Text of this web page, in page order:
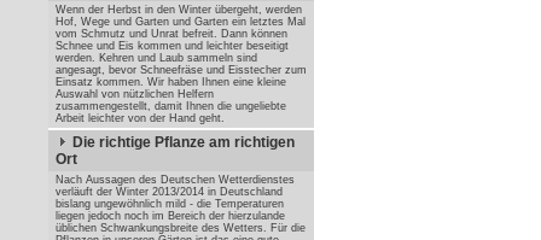
Wenn der Herbst in den Winter übergeht, werden
Hof, Wege und Garten und Garten ein letztes Mal
vom Schmutz und Unrat befreit. Dann können
Schnee und Eis kommen und leichter beseitigt
werden. Kehren und Laub sammeln sind
angesagt, bevor Schneefräse und Eisstecher zum
Einsatz kommen. Wir haben Ihnen eine kleine
Auswahl von nützlichen Helfern
zusammengestellt, damit Ihnen die ungeliebte
Arbeit leichter von der Hand geht.
Die richtige Pflanze am richtigen
Ort
Nach Aussagen des Deutschen Wetterdienstes
verläuft der Winter 2013/2014 in Deutschland
bislang ungewöhnlich mild - die Temperaturen
liegen jedoch noch im Bereich der hierzulande
üblichen Schwankungsbreite des Wetters. Für die